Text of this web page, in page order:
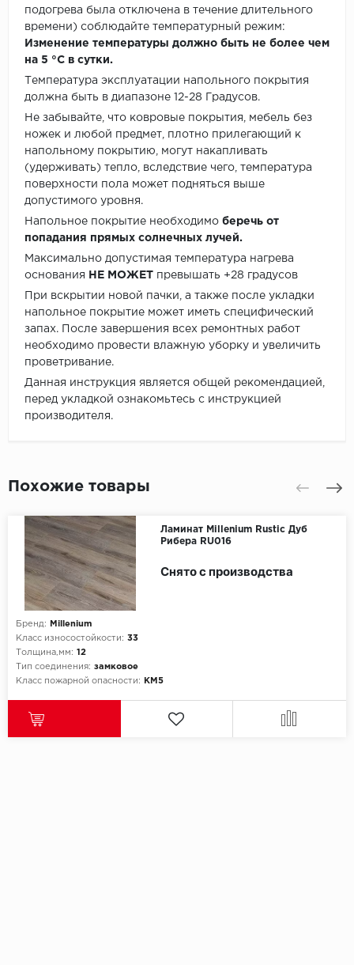
подогрева была отключена в течение длительного
времени) соблюдайте температурный режим:
Изменение температуры должно быть не более чем
на 5 °C в сутки.
Температура эксплуатации напольного покрытия
должна быть в диапазоне 12-28 Градусов.
Не забывайте, что ковровые покрытия, мебель без
ножек и любой предмет, плотно прилегающий к
напольному покрытию, могут накапливать
(удерживать) тепло, вследствие чего, температура
поверхности пола может подняться выше
допустимого уровня.
Напольное покрытие необходимо беречь от
попадания прямых солнечных лучей.
Максимально допустимая температура нагрева
основания
НЕ МОЖЕТ превышать +28 градусов
При вскрытии новой пачки, а также после укладки
напольное покрытие может иметь специфический
запах. После завершения всех ремонтных работ
необходимо провести влажную уборку и увеличить
проветривание.
Данная инструкция является общей рекомендацией,
перед укладкой ознакомьтесь с инструкцией
производителя.
Похожие товары
Ламинат Millenium Rustic Дуб
Рибера RU016
Бренд:
Millenium
Класс износостойкости: 33
Толщина,мм: 12
Тип соединения: замковое
Класс пожарной опасности:
КМ5
Снято с производства